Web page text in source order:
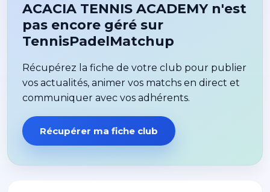
ACACIA TENNIS ACADEMY n'est
pas encore géré sur
TennisPadelMatchup
Récupérez la fiche de votre club pour publier
vos actualités, animer vos matchs en direct et
communiquer avec vos adhérents.
Récupérer ma fiche club